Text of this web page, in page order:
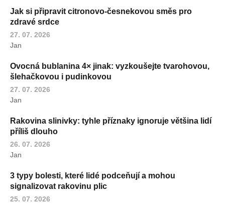
Jak si připravit citronovo-česnekovou směs pro
zdravé srdce
27. 07. 2026
Jan
Ovocná bublanina 4× jinak: vyzkoušejte tvarohovou,
šlehačkovou i pudinkovou
27. 07. 2026
Jan
Rakovina slinivky: tyhle příznaky ignoruje většina lidí
příliš dlouho
26. 07. 2026
Jan
3 typy bolesti, které lidé podceňují a mohou
signalizovat rakovinu plic
25. 07. 2026